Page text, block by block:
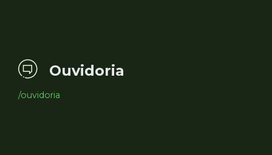
Ouvidoria
/ouvidoria